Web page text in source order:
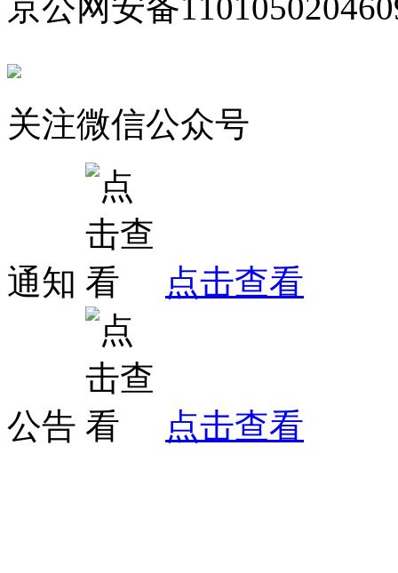
关注微信公众号
通知 点击查看
公告 点击查看